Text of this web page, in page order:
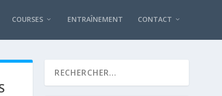
COURSES ENTRAÎNEMENT CONTACT